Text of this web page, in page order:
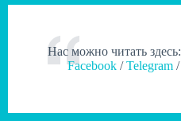
Нас можно читать здесь:
Facebook/Telegram/